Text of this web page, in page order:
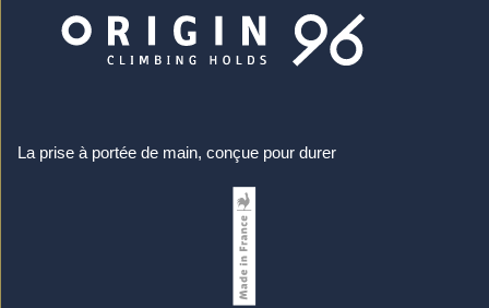
La prise à portée de main, conçue pour durer